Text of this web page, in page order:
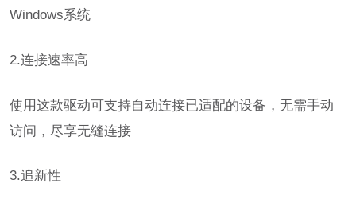
Windows系统
2.连接速率高
使用这款驱动可支持自动连接已适配的设备，无需手动
访问，尽享无缝连接
3.追新性